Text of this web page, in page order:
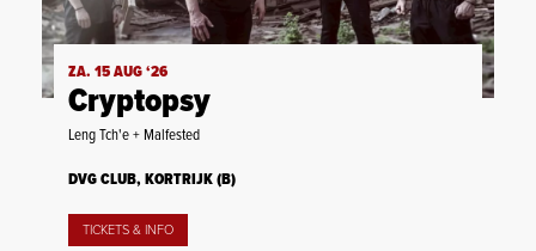
ZA. 15 AUG ‘26
Cryptopsy
Leng Tch'e + Malfested
DVG CLUB, KORTRIJK (B)
TICKETS & INFO